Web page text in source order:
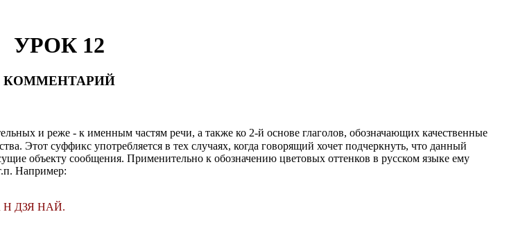
УРОК 12
КОММЕНТАРИЙ
и реже - к именным частям речи, а также ко 2-й основе глаголов, обозначающих качественные
Этот суффикс употребляется в тех случаях, когда говорящий хочет подчеркнуть, что данный
объекту сообщения. Применительно к обозначению цветовых оттенков в русском языке ему
Например:
Н ДЗЯ НАЙ.